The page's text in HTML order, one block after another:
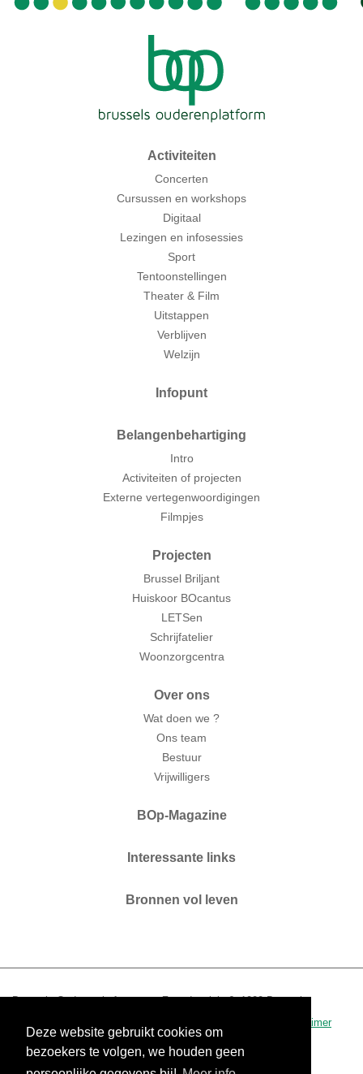
Deze website gebruikt cookies om
bezoekers te volgen, we houden geen
Activiteiten
Concerten
Cursussen en workshops
Digitaal
Lezingen en infosessies
Sport
Tentoonstellingen
Theater & Film
Uitstappen
Verblijven
Welzijn
Infopunt
Belangenbehartiging
Intro
Activiteiten of projecten
Externe vertegenwoordigingen
Filmpjes
Projecten
Brussel Briljant
Huiskoor BOcantus
LETSen
Schrijfatelier
Woonzorgcentra
Over ons
Wat doen we ?
Ons team
Bestuur
Vrijwilligers
BOp-Magazine
Interessante links
Bronnen vol leven
Brussels Ouderenplatform vzw. Zaterdagplein 6. 1000 Brussel.
disclaimer
0434.390.942 - RPR Brussel